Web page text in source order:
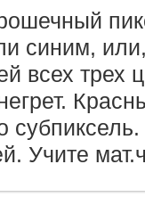
синим,
всех трех
Учите